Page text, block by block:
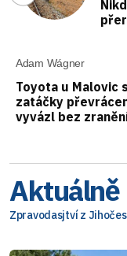
Adam Wágner
Toyota u Malovic
zatáčky
vyvázl bez
Aktuálně
Zpravodasjtví z